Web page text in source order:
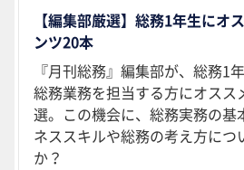
【編集部厳選】総務1年生にオ
ンツ20本
『月刊総務』編集部が、総務1
総務業務を担当する方にオスス
選。この機会に、総務実務の基
ネススキルや総務の考え方につ
か？